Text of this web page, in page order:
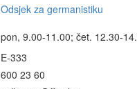
Odsjek za germanistiku
pon, 9.00-11.00; čet. 12.30-
E-333
600 23 60